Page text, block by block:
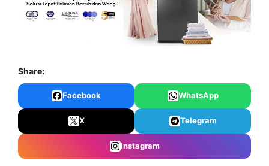
Share:
Facebook WhatsApp
X Telegram
Instagram